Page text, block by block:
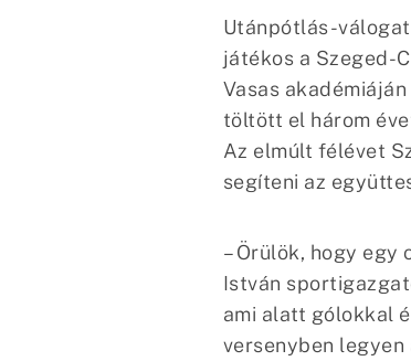
Utánpótlás-
játékos a Szeged-
Vasas
töltött el három
Az elmúlt félévet
segíteni az
– Örülök, hogy egy
István
ami alatt gólokkal
versenyben legyen